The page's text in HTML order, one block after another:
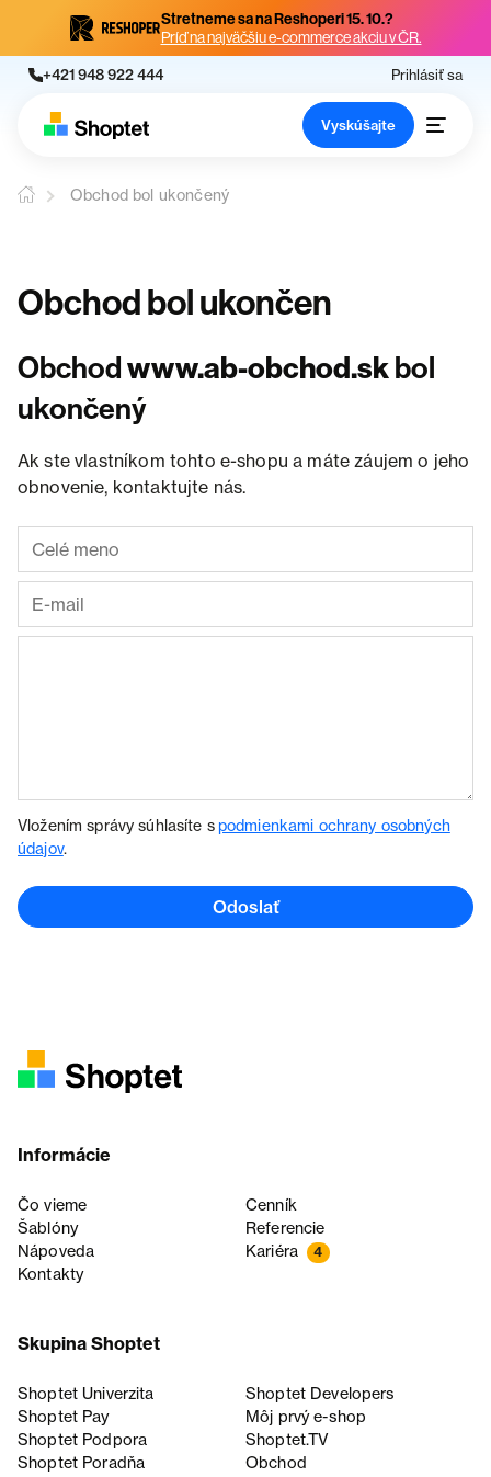
Stretneme sa na Reshoperi 15. 10.?
Príď na najväčšiu e-commerce akciu v ČR.
+421 948 922 444 Prihlásiť sa
Vyskúšajte
Obchod bol ukončený
Obchod bol ukončen
Obchodwww.ab-obchod.skbol
ukončený
Ak ste vlastníkom tohto e-shopu a máte záujem o jeho
obnovenie, kontaktujte nás.
Vložením správy súhlasíte spodmienkami ochrany osobných
údajov.
Odoslať
Informácie
Čo vieme
Cenník
Šablóny
Referencie
Nápoveda
Kariéra 4
Kontakty
Skupina Shoptet
Shoptet Univerzita
Shoptet Developers
Shoptet Pay
Môj prvý e-shop
Shoptet Podpora
Shoptet.TV
Shoptet Poradňa
Obchod